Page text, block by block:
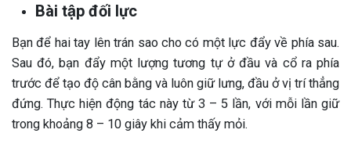
Bài tập đối lực
Bạn để hai tay lên trán sao cho có một lực đẩy về phía sau.
Sau đó, bạn đẩy một lượng tương tự ở đầu và cổ ra phía
trước để tạo độ cân bằng và luôn giữ lưng, đầu ở vị trí thẳng
đứng. Thực hiện động tác này từ 3 – 5 lần, với mỗi lần giữ
trong khoảng 8 – 10 giây khi cảm thấy mỏi.